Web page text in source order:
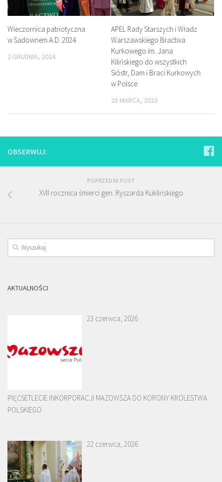
Wieczornica patriotyczna
w Sadownem A.D. 2024
2 GRUDNIA, 2024
APEL Rady Starszych i Władz
Warszawskiego Bractwa
Kurkowego im. Jana
Kilińskiego do wszystkich
Sióstr, Dam i Braci Kurkowych
w Polsce
28 MARCA, 2023
OBSERWUJ:
POPRZEDNI POST
XVII rocznica śmierci gen. Ryszarda Kuklińskiego
AKTUALNOŚCI
23 czerwca, 2026
PIĘĆSETLECIE INKORPORACJI MAZOWSZA DO KORONY KRÓLESTWA
POLSKIEGO
22 czerwca, 2026